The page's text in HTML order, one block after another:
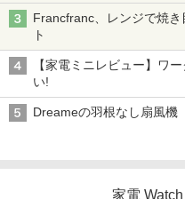
Francfranc、レンジで焼
ト
【家電ミニレビュー】ワ
い!
Dreameの羽根なし扇風
家電